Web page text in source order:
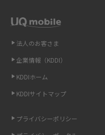
光ファイバーとは？仕組みやメ
やすく解説
ストリーミング再生とは？ダウ
法人のお客さま
企業情報（KDDI）
KDDIホーム
KDDIサイトマップ
プライバシーポリシー